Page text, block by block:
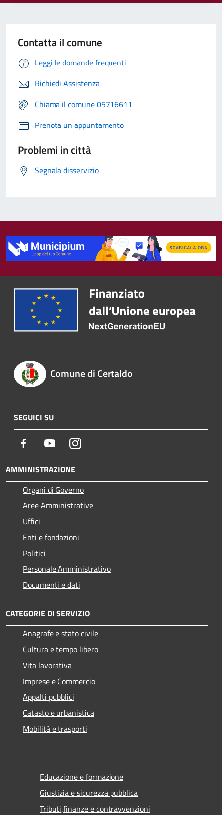
Contatta il comune
Leggi le domande frequenti
Richiedi Assistenza
Chiama il comune 05716611
Prenota un appuntamento
Problemi in città
Segnala disservizio
Comune di Certaldo
SEGUICI SU
Facebook YoutubeInstagram
AMMINISTRAZIONE
Organi di Governo
Aree Amministrative
Uffici
Enti e fondazioni
Politici
Personale Amministrativo
Documenti e dati
CATEGORIE DI SERVIZIO
Anagrafe e stato civile
Cultura e tempo libero
Vita lavorativa
Imprese e Commercio
Appalti pubblici
Catasto e urbanistica
Mobilità e trasporti
Educazione e formazione
Giustizia e sicurezza pubblica
Tributi,finanze e contravvenzioni